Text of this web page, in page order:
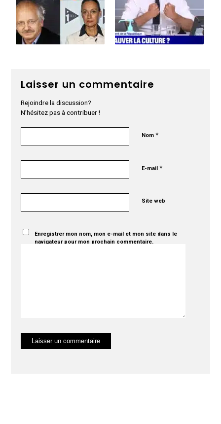
Laisser un commentaire
Rejoindre la discussion?
N’hésitez pas à contribuer !
Nom*
E-mail*
Site web
Enregistrer mon nom, mon e-mail et mon site dans le
navigateur pour mon prochain commentaire.